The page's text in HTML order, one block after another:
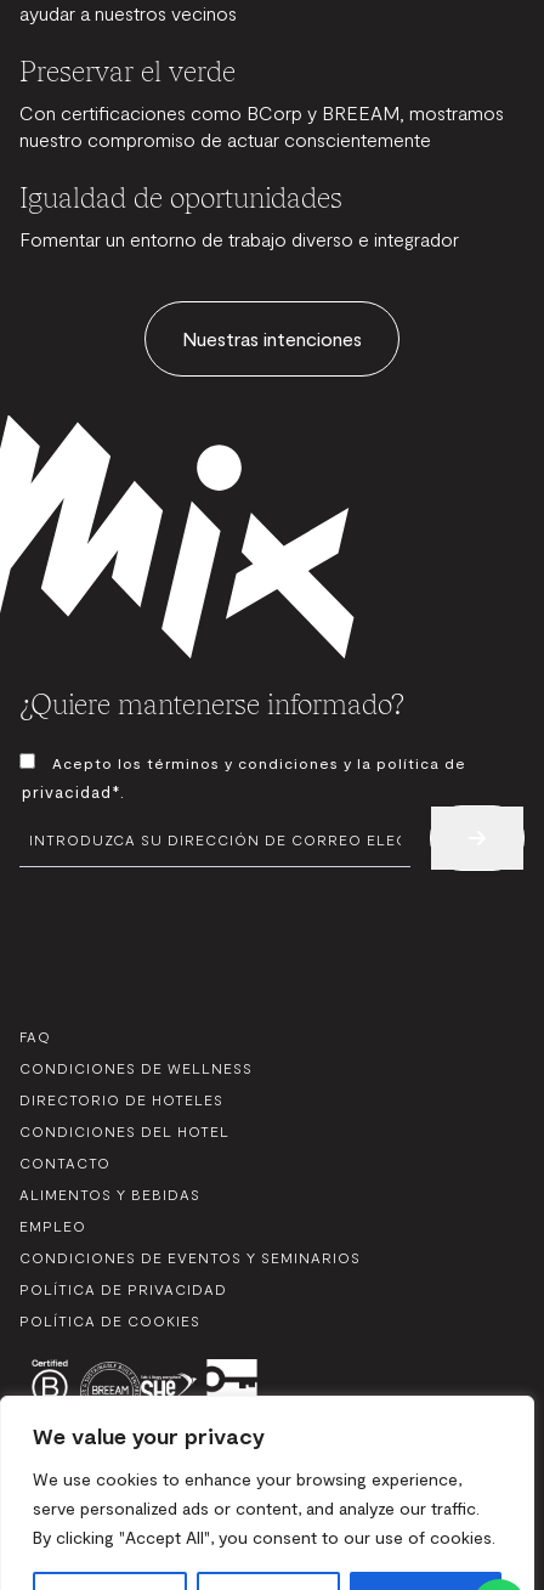
We value your privacy
We use cookies to enhance your browsing experience,
serve personalized ads or content, and analyze our traffic.
By clicking "Accept All", you consent to our use of cookies.
ayudar a nuestros vecinos
Preservar el verde
Con certificaciones como BCorp y BREEAM, mostramos
nuestro compromiso de actuar conscientemente
Igualdad de oportunidades
Fomentar un entorno de trabajo diverso e integrador
Nuestras intenciones
¿Quiere mantenerse informado?
CONSENTIMIENTO
Acepto los términos y condiciones y la política de
privacidad*
CORREO
ELECTRÓNICO
FAQ
CONDICIONES DE WELLNESS
DIRECTORIO DE HOTELES
CONDICIONES DEL HOTEL
CONTACTO
ALIMENTOS Y BEBIDAS
EMPLEO
CONDICIONES DE EVENTOS Y SEMINARIOS
POLÍTICA DE PRIVACIDAD
POLÍTICA DE COOKIES